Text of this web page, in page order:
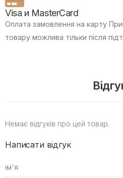
Visa и MasterCard
Оплата замовлення на карту
товару можлива тільки після
Немає відгуків про цей товар.
Написати відгук
ім'я